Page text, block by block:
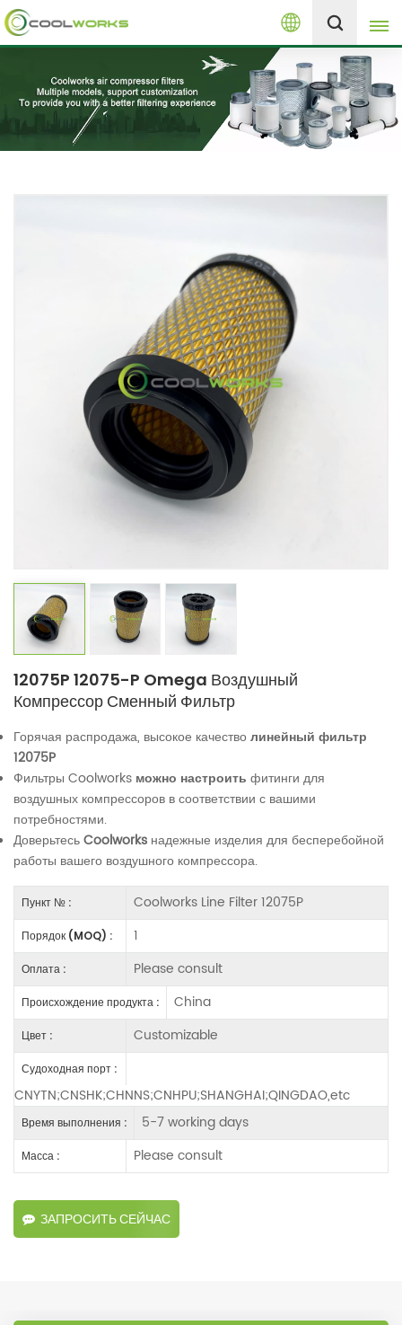
Русский
English
español
العربية
Melayu
+8613525046291
12075P 12075-P Omega Воздушный
Компрессор Сменный Фильтр
Горячая распродажа, высокое качестволинейный фильтр
12075P
Фильтры Coolworks можно настроить фитинги для
воздушных компрессоров в соответствии с вашими
потребностями.
ДоверьтесьCoolworks надежные изделия для бесперебойной
работы вашего воздушного компрессора.
Пункт № : Coolworks Line Filter 12075P
Порядок (MOQ) : 1
Оплата : Please consult
Происхождение продукта : China
Цвет : Customizable
Судоходная порт :
CNYTN;CNSHK;CHNNS;CNHPU;SHANGHAI;QINGDAO,etc
Время выполнения : 5-7 working days
Масса : Please consult
ЗАПРОСИТЬ СЕЙЧАС